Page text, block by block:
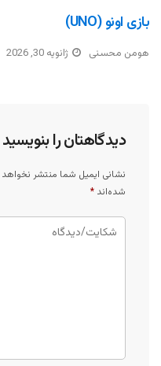
بازی اونو (UNO)
هومن محسنی ژانویه 30, 2026
دیدگاهتان را بنویسید
نشانی ایمیل شما منتشر
شده‌اند *